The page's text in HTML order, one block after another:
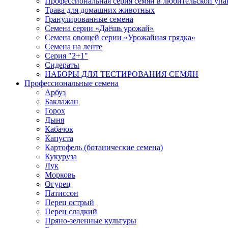
Трава для домашних животных
Гранулированные семена
Семена серии «Даёшь урожай»
Семена овощей серии «Урожайная грядка»
Семена на ленте
Серия "2+1"
Сидераты
НАБОРЫ ДЛЯ ТЕСТИРОВАНИЯ СЕМЯН
Профессиональные семена
Арбуз
Баклажан
Горох
Дыня
Кабачок
Капуста
Картофель (ботанические семена)
Кукуруза
Лук
Морковь
Огурец
Патиссон
Перец острый
Перец сладкий
Пряно-зеленные культуры